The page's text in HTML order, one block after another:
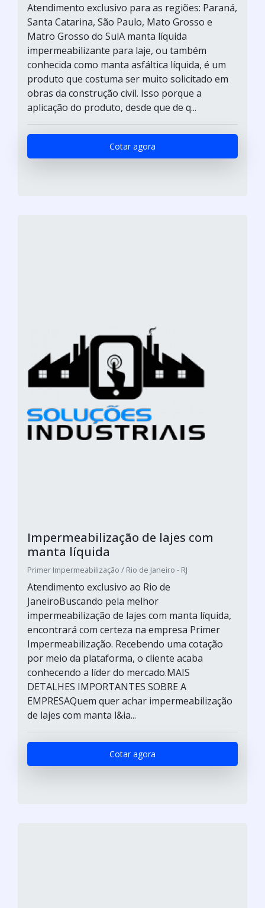
Atendimento exclusivo para as regiões: Paraná,
Santa Catarina, São Paulo, Mato Grosso e
Matro Grosso do SulA manta líquida
impermeabilizante para laje, ou também
conhecida como manta asfáltica líquida, é um
produto que costuma ser muito solicitado em
obras da construção civil. Isso porque a
aplicação do produto, desde que de q...
Cotar agora
Impermeabilização de lajes com
manta líquida
Primer Impermeabilização / Rio de Janeiro - RJ
Atendimento exclusivo ao Rio de
JaneiroBuscando pela melhor
impermeabilização de lajes com manta líquida,
encontrará com certeza na empresa Primer
Impermeabilização. Recebendo uma cotação
por meio da plataforma, o cliente acaba
conhecendo a líder do mercado.MAIS
DETALHES IMPORTANTES SOBRE A
EMPRESAQuem quer achar impermeabilização
de lajes com manta l&ia...
Cotar agora